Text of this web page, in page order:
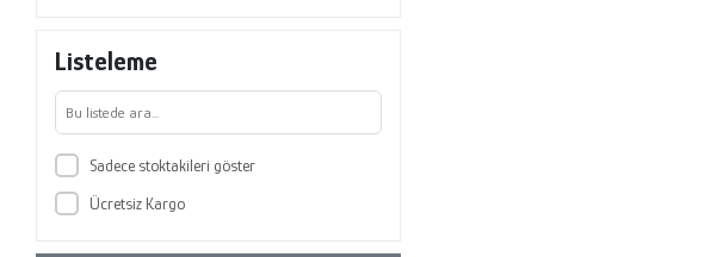
Listeleme
Sadece stoktakileri göster
Ücretsiz Kargo